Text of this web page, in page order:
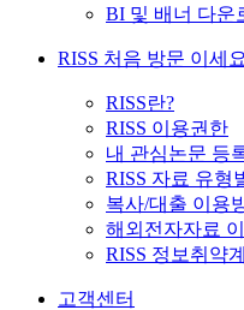
BI 및 배너 다운
RISS 처음 방문 이세
RISS란?
RISS 이용권한
내 관심논문 등
RISS 자료 유형
복사/대출 이용
해외전자자료
RISS 정보취약
고객센터